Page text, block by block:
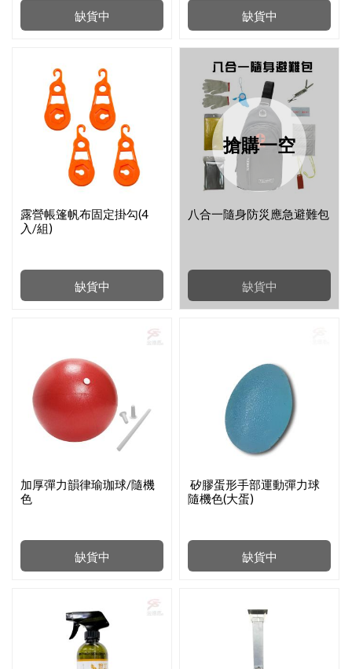
缺貨中 缺貨中
缺貨中
露營帳篷帆布固定掛勾(4
入/組)
搶購一空
缺貨中
八合一隨身防災應急避難包
缺貨中
加厚彈力韻律瑜珈球/隨機
色
缺貨中
矽膠蛋形手部運動彈力球
隨機色(大蛋)